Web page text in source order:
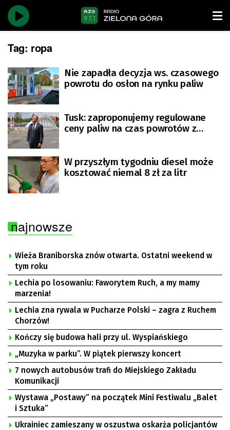
Tag: ropa
Nie zapadła decyzja ws. czasowego
powrotu do osłon na rynku paliw
Tusk: zaproponujemy regulowane
ceny paliw na czas powrotów z
W przyszłym tygodniu diesel może
kosztować niemal 8 zł za litr
najnowsze
Wieża Braniborska znów otwarta. Ostatni weekend w
tym roku
Lechia po losowaniu: Faworytem Ruch, a my mamy
marzenia!
Lechia zna rywala w Pucharze Polski – zagra z Ruchem
Chorzów!
Kończy się budowa hali przy ul. Wyspiańskiego
„Muzyka w parku”. W piątek pierwszy koncert
7 nowych autobusów trafi do Miejskiego Zakładu
Komunikacji
Wystawa „Postawy” na początek Mini Festiwalu „Balet
i Sztuka”
Ukrainiec zamieszany w oszustwa oskarża policjantów